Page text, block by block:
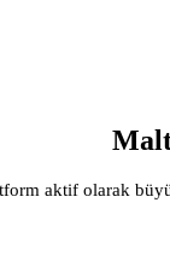
aktif olarak